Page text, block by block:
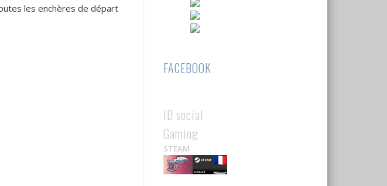
les enchères de départ
FACEBOOK
ID social
Gaming
STEAM